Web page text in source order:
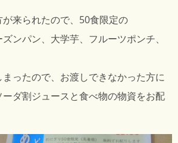
来られたので、50食限定の
ズンパン、大学芋、フルーツポンチ、
ったので、お渡しできなかった方に
ダ割ジュースと食べ物の物資をお配